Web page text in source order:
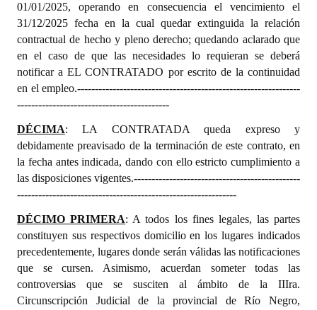
01/01/2025, operando en consecuencia el vencimiento el
31/12/2025 fecha en la cual quedar extinguida la relación
contractual de hecho y pleno derecho; quedando aclarado que
en el caso de que las necesidades lo requieran se deberá
notificar aEL CONTRATADO por escrito de la continuidad
en el empleo.---------------------------------------------------------------
-------------------------------------------
DÉCIMA: LA CONTRATADA queda expreso y
debidamente preavisado de la terminación de este contrato, en
la fecha antes indicada, dando con ello estricto cumplimiento a
las disposiciones vigentes.-----------------------------------------------
--------------------------------------------------------------
DÉCIMO PRIMERA: A todos los fines legales, las partes
constituyen sus respectivos domicilio en los lugares indicados
precedentemente, lugares donde serán válidas las notificaciones
que se cursen. Asimismo, acuerdan someter todas las
controversias que se susciten al ámbito de la IIIra.
Circunscripción Judicial de la provincial de Río Negro,